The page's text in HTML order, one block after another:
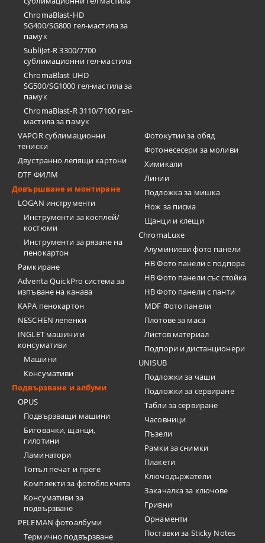
ChromaBlast-HD
SG400/SG800 гел-мастила за
памук
SubliJet-R 3300/7700
сублимационни гел-мастила
ChromaBlast UHD
SG500/SG1000 гел-мастила за
памук
ChromaBlast-R 3110/7100 гел-
мастила за памук
VAPOR сублимационни
тениски
Двустранно лепящи картони
DTF ФИЛМ
Довършване и монтиране
LOGAN инструменти
Инструменти за косплей/
костюми
Инструменти за рязане на
пенокартон
Рамкиране
Adventa QuickPro система за
изпъване на канава
KAPA пенокартон
NESCHEN лепенки
INGLET машини и
консумативи
Машини
Консумативи
Подвързване и албуми
OPUS
Подвързващи машини
Биговачки, щанци,
гилотини
Ламинатори
Топъл печат и преге
Комплекти за фотоблокчета
Консумативи за
подвързване
PELEMAN фотоалбуми
Термично подвързване
Фотокутии за обяд
Фотонесесери за моливи
Химикали
Линии
Подложка за мишка
Нож за писма
Щанци и клещи
ChromaLuxe
Алуминиеви фото панели
HB Фото панели с подпора
HB Фото панели със стойка
HB Фото панели с панти
MDF Фото панели
Плотове за маса
Листов материал
Подпори и дистанционери
UNISUB
Подложки за чаши
Подложки за сервиране
Табли за сервиране
Часовници
Пъзели
Рамки за снимки
Плакети
Ключодържатели
Закачалка за ключове
Гривни
Орнаменти
Поставки за Sticky Notes